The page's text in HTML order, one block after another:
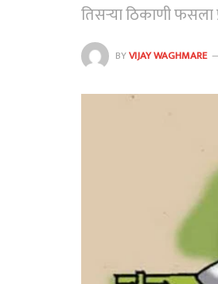
तिसऱ्या ठिकाणी फसला
BYVIJAY WAGHMARE